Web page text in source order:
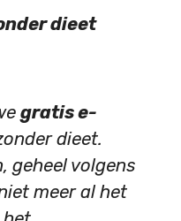
dieet
gratis e-
dieet.
geheel volgens
meer al het